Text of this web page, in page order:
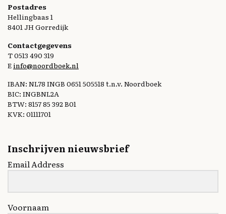
Postadres
Hellingbaas 1
8401 JH Gorredijk
Contactgegevens
T 0513 490 319
E info@noordboek.nl
IBAN: NL78 INGB 0651 505518 t.n.v. Noordboek
BIC: INGBNL2A
BTW: 8157 85 392 B01
KVK: 01111701
Inschrijven nieuwsbrief
Email Address
Voornaam